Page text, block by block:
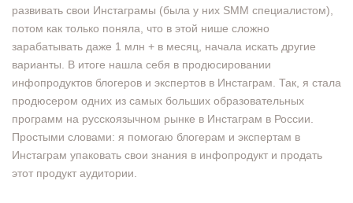
развивать свои Инстаграмы (была у них SMM специалистом),
потом как только поняла, что в этой нише сложно
зарабатывать даже 1 млн + в месяц, начала искать другие
варианты. В итоге нашла себя в продюсировании
инфопродуктов блогеров и экспертов в Инстаграм. Так, я стала
продюсером одних из самых больших образовательных
программ на русскоязычном рынке в Инстаграм в России.
Простыми словами: я помогаю блогерам и экспертам в
Инстаграм упаковать свои знания в инфопродукт и продать
этот продукт аудитории.